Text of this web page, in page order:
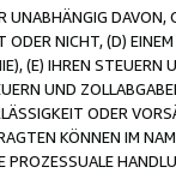
NICHT, (D)
(E) IHREN
UND
ODER
KÖNNEN IM
PROZESSUALE